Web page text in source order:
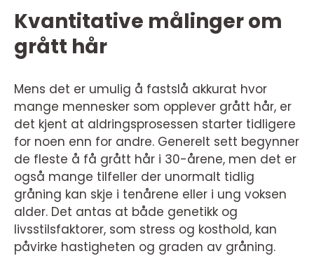
Kvantitative målinger om
grått hår
Mens det er umulig å fastslå akkurat hvor
mange mennesker som opplever grått hår, er
det kjent at aldringsprosessen starter tidligere
for noen enn for andre. Generelt sett begynner
de fleste å få grått hår i 30-årene, men det er
også mange tilfeller der unormalt tidlig
gråning kan skje i tenårene eller i ung voksen
alder. Det antas at både genetikk og
livsstilsfaktorer, som stress og kosthold, kan
påvirke hastigheten og graden av gråning.